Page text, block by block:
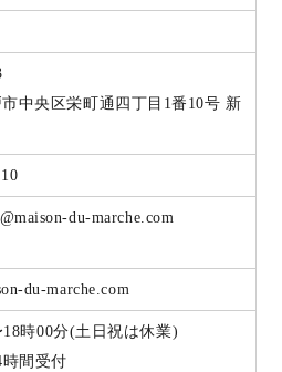
中央区栄町通四丁目1番10号 新
du-marche.com
du-marche.com
18時00分(土日祝は休業)
間受付